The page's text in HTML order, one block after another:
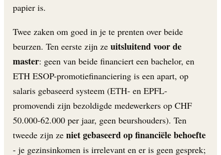
papier is.
Twee zaken om goed in je te prenten over beide
beurzen. Ten eerste zijn ze uitsluitend voor de
master: geen van beide financiert een bachelor, en
ETH ESOP-promotiefinanciering is een apart, op
salaris gebaseerd systeem (ETH- en EPFL-
promovendi zijn bezoldigde medewerkers op CHF
50.000-62.000 per jaar, geen beurshouders). Ten
tweede zijn ze niet gebaseerd op financiële behoefte
- je gezinsinkomen is irrelevant en er is geen gesprek;